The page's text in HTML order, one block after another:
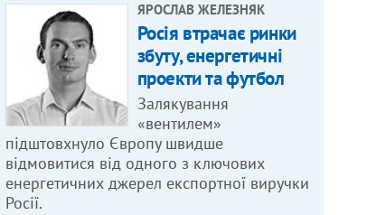
ЯРОСЛАВ ЖЕЛЕЗНЯК
Росія втрачає ринки
збуту, енергетичні
проекти та футбол
Залякування
«вентилем»
підштовхнуло Європу швидше
відмовитися від одного з ключових
енергетичних джерел експортної виручки
Росії.